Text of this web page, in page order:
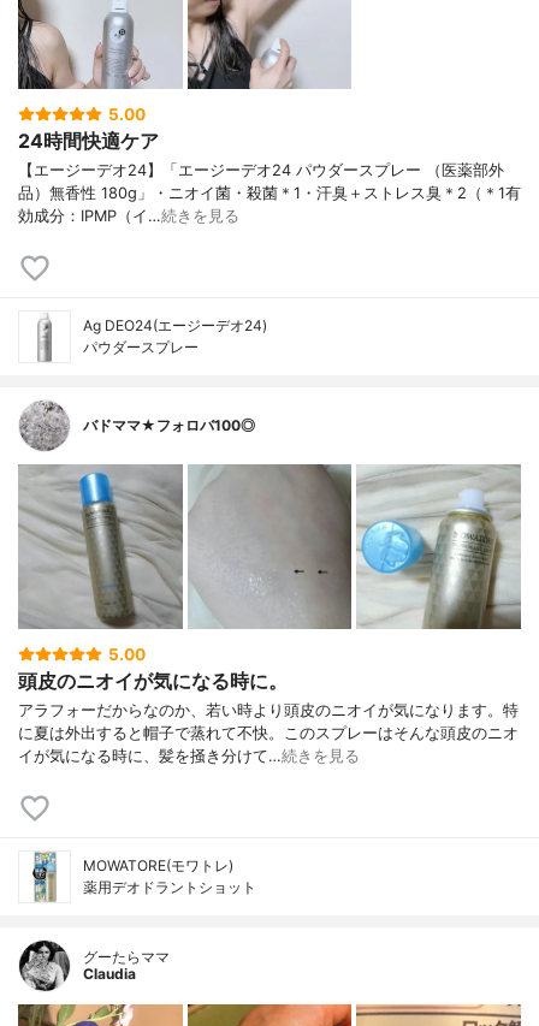
5.00
24時間快適ケア
【エージーデオ24】「エージーデオ24 パウダースプレー （医薬部外
品）無香性 180g」・ニオイ菌・殺菌＊1・汗臭＋ストレス臭＊2（＊1有
効成分：IPMP（イ…続きを見る
Ag DEO24(エージーデオ24)
パウダースプレー
バドママ★フォロバ100◎
5.00
頭皮のニオイが気になる時に。
アラフォーだからなのか、若い時より頭皮のニオイが気になります。特
に夏は外出すると帽子で蒸れて不快。このスプレーはそんな頭皮のニオ
イが気になる時に、髪を掻き分けて…続きを見る
MOWATORE(モワトレ)
薬用デオドラントショット
グーたらママ
Claudia